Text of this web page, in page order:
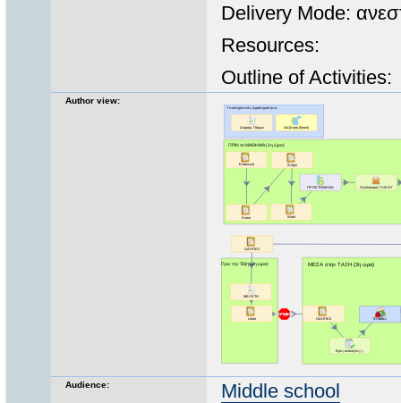
Delivery Mode:
Resources:
Outline of Activities:
Author view:
Audience: Middle school